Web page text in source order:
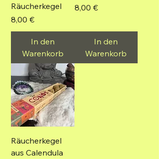
Räucherkegel
Preis
8,00 €
In den
Warenkorb
Preis
8,00 €
In den
Warenkorb
Räucherkegel
aus Calendula